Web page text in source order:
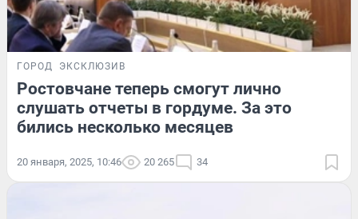
ГОРОД ЭКСКЛЮЗИВ
Ростовчане теперь смогут лично
слушать отчеты в гордуме. За это
бились несколько месяцев
20 января, 2025, 10:46 20 265 34